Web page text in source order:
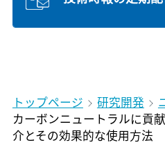
トップページ 研究開発
カーボンニュートラルに貢
介とその効果的な使用方法